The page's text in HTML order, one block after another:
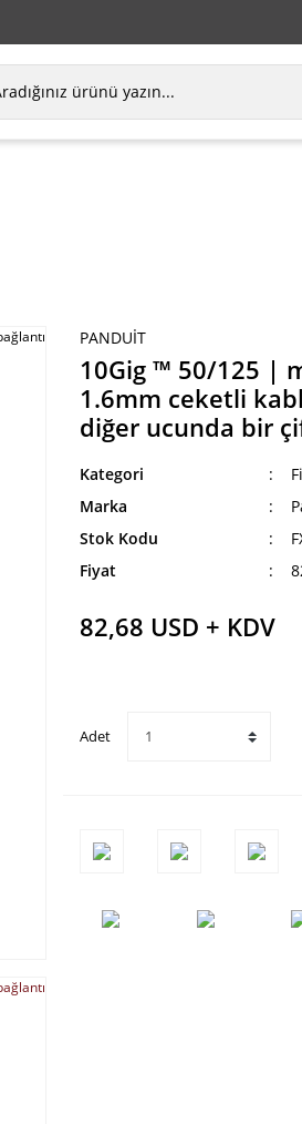
PANDUIT
10Gig ™ 50/125 |
1.6mm ceketli
diğer ucunda bir
Kategori
Marka
Stok Kodu
Fiyat
82,68 USD + KDV
Adet